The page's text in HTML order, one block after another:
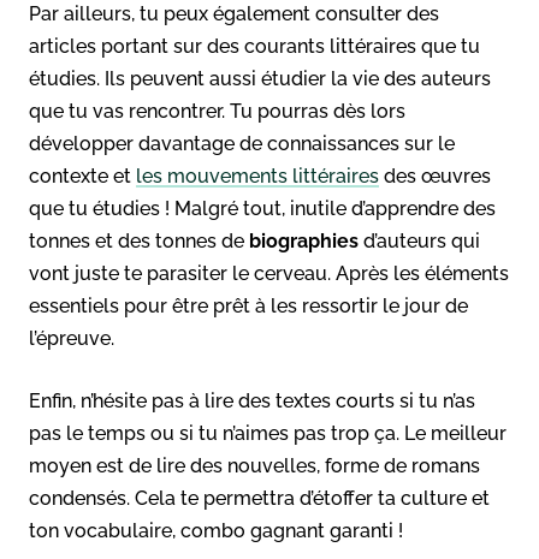
Par ailleurs, tu peux également consulter des
articles portant sur des courants littéraires que tu
étudies. Ils peuvent aussi étudier la vie des auteurs
que tu vas rencontrer. Tu pourras dès lors
développer davantage de connaissances sur le
contexte et les mouvements littéraires des œuvres
que tu étudies ! Malgré tout, inutile d’apprendre des
tonnes et des tonnes de biographies d’auteurs qui
vont juste te parasiter le cerveau. Après les éléments
essentiels pour être prêt à les ressortir le jour de
l’épreuve.
Enfin, n’hésite pas à lire des textes courts si tu n’as
pas le temps ou si tu n’aimes pas trop ça. Le meilleur
moyen est de lire des nouvelles, forme de romans
condensés. Cela te permettra d’étoffer ta culture et
ton vocabulaire, combo gagnant garanti !